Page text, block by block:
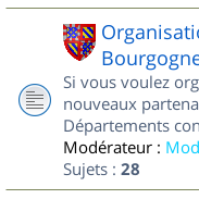
Si vous voulez
nouveaux
Départements
Modérateur :
Sujets : 28